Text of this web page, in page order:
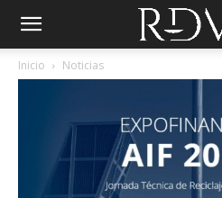
Inicio Noticias